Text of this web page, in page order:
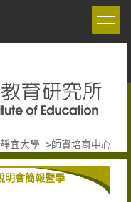
靜宜大學 >師資培育中心
明會簡報暨學